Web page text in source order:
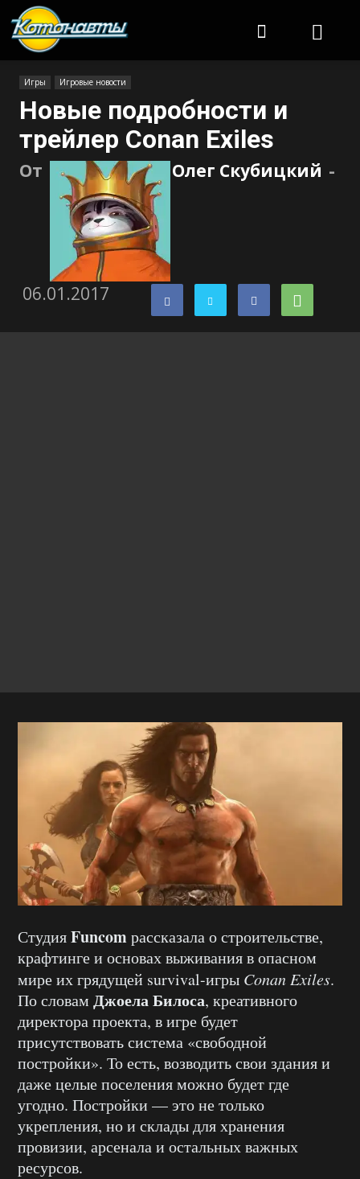
Игры Игровые новости
Новые подробности и
трейлер Conan Exiles
От Олег Скубицкий -
06.01.2017
СтудияFuncomрассказала о строительстве,
крафтинге и основах выживания в опасном
мире их грядущей survival-игры Conan Exiles.
По словам Джоела Билоса, креативного
директора проекта, в игре будет
присутствовать система «свободной
постройки». То есть, возводить свои здания и
даже целые поселения можно будет где
угодно. Постройки — это не только
укрепления, но и склады для хранения
провизии, арсенала и остальных важных
ресурсов.